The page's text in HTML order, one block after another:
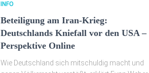
INFO
Beteiligung am Iran-Krieg:
Deutschlands Kniefall vor den USA –
Perspektive Online
Wie Deutschland sich mitschuldig macht und